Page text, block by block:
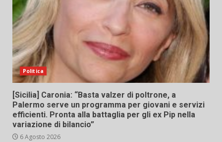
Politica
[Sicilia] Caronia: “Basta valzer di poltrone, a
Palermo serve un programma per giovani e servizi
efficienti. Pronta alla battaglia per gli ex Pip nella
variazione di bilancio”
6 Agosto 2026